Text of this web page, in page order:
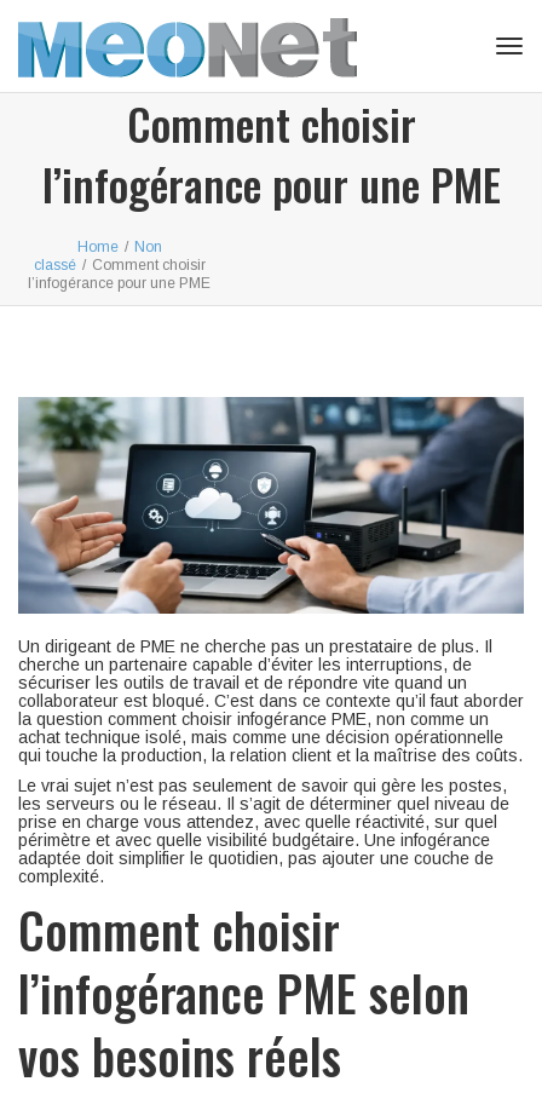
Comment choisir
l’infogérance pour une PME
Home / Non
classé / Comment choisir
l’infogérance pour une PME
Un dirigeant de PME ne cherche pas un prestataire de plus. Il
cherche un partenaire capable d’éviter les interruptions, de
sécuriser les outils de travail et de répondre vite quand un
collaborateur est bloqué. C’est dans ce contexte qu’il faut aborder
la question comment choisir infogérance PME, non comme un
achat technique isolé, mais comme une décision opérationnelle
qui touche la production, la relation client et la maîtrise des coûts.
Le vrai sujet n’est pas seulement de savoir qui gère les postes,
les serveurs ou le réseau. Il s’agit de déterminer quel niveau de
prise en charge vous attendez, avec quelle réactivité, sur quel
périmètre et avec quelle visibilité budgétaire. Une infogérance
adaptée doit simplifier le quotidien, pas ajouter une couche de
complexité.
Comment choisir
l’infogérance PME selon
vos besoins réels